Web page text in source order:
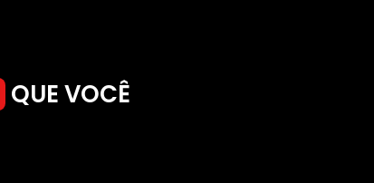
QUE VOCÊ